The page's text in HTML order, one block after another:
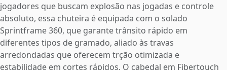
jogadores que buscam explosão nas jogadas e controle
absoluto, essa chuteira é equipada com o solado
Sprintframe 360, que garante trânsito rápido em
diferentes tipos de gramado, aliado às travas
arredondadas que oferecem trção otimizada e
estabilidade em cortes rápidos. O cabedal em Fibertouch